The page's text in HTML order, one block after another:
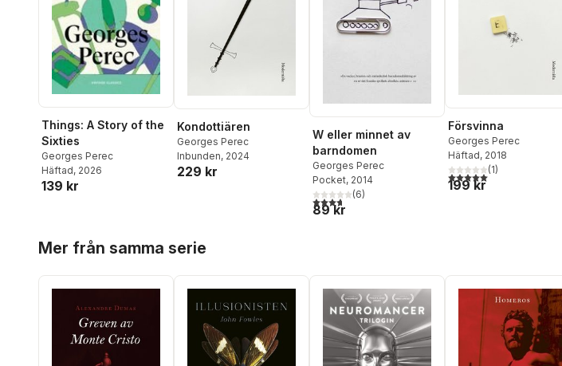
Things: A Story of the
Sixties
Georges Perec
Häftad, 2026
139 kr
Kondottiären
Georges Perec
Inbunden, 2024
229 kr
W eller minnet av
barndomen
Georges Perec
Pocket, 2014
3,7utav 5 stjärnor. Totalt antal röster:
(6)
89 kr
Försvinna
Georges Perec
Häftad, 2018
5,0utav 5 stjärnor.
(1)
199 kr
Mer från samma serie